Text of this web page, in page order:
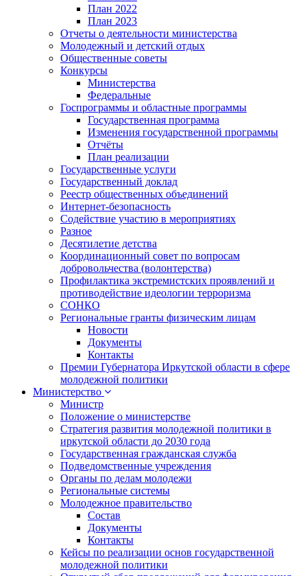
План 2022
План 2023
Отчеты о деятельности министерства
Молодежный и детский отдых
Общественные советы
Конкурсы
Министерства
Федеральные
Госпрограммы и областные программы
Государственная программа
Изменения государственной программы
Отчёты
План реализации
Государственные услуги
Государственный доклад
Реестр общественных объединений
Интернет-безопасность
Содействие участию в мероприятиях
Разное
Десятилетие детства
Координационный совет по вопросам
добровольчества (волонтерства)
Профилактика экстремистских проявлений и
противодействие идеологии терроризма
СОНКО
Региональные гранты физическим лицам
Новости
Документы
Контакты
Премии Губернатора Иркутской области в сфере
молодежной политики
Министерство
Министр
Положение о министерстве
Стратегия развития молодежной политики в
иркутской области до 2030 года
Государственная гражданская служба
Подведомственные учреждения
Органы по делам молодежи
Региональные системы
Молодежное правительство
Состав
Документы
Контакты
Кейсы по реализации основ государственной
молодежной политики